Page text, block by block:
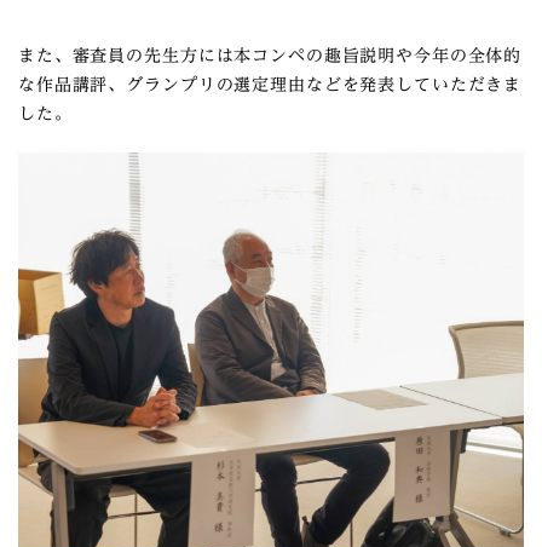
また、審査員の先生方には本コンペの趣旨説明や今年の全体的
な作品講評、グランプリの選定理由などを発表していただきま
した。